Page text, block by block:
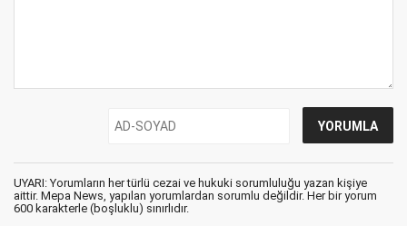
UYARI: Yorumların her türlü cezai ve hukuki sorumluluğu yazan kişiye
aittir. Mepa News, yapılan yorumlardan sorumlu değildir. Her bir yorum
600 karakterle (boşluklu) sınırlıdır.